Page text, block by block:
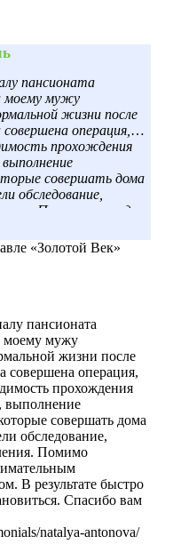
пансионата
моему мужу
жизни после
операция,
прохождения
совершать дома
обследование,
Помимо процедур,
быстро пошёл на
вам за помощь.
«Золотой Век»
пансионата
моему мужу
жизни после
совершена операция,
прохождения
выполнение
совершать дома
обследование,
Помимо
В результате быстро
Спасибо вам
natalya-antonova/